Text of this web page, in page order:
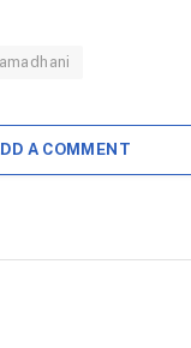
A COMMENT